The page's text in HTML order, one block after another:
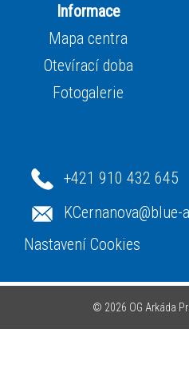
Informace
Mapa centra
Otevírací doba
Fotogalerie
+421 910 432 645
Nastavení Cookies
© 2026 OG Arkáda